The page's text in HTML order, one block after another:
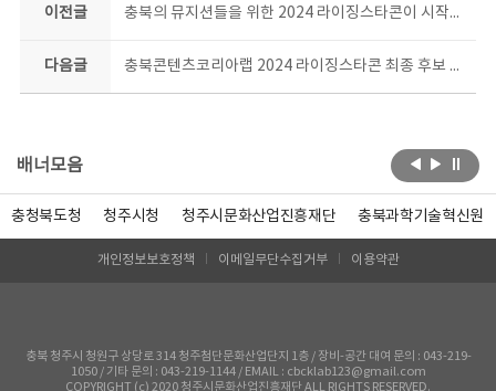
이전글 충북의 뮤지션들을 위한 2024 라이징스타콘이 시작됐다!
다음글 충북콘텐츠코리아랩 2024 라이징스타콘 최종 후보 TOP5! 슈퍼주니어 등과 호흡맞춘 유명 프로듀서와 공동작업 돌입
배너모음
충청북도청 청주시청 청주시문화산업진흥재단 충북과학기술혁신원
개인정보보호정책 이메일무단수집거부 이용약관
충북 청주시 청원구 상당로 314 청주첨단문화산업단지 1층 / 장비-공간 대여 문의 : 043-219-
1050 / 기타 문의 : 043-219-1144 / EMAIL : cbcklab123@gmail.com
COPYRIGHT (c) 2020 청주시문화산업진흥재단 ALL RIGHTS RESERVED.